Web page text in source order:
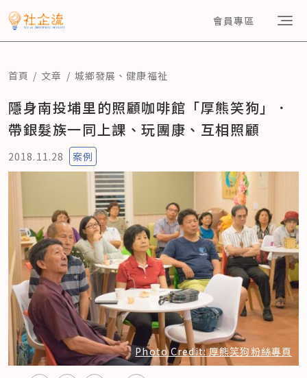
會員專區
首頁 文章 城鄉發展 、健康福祉
隱身南投埔里的照顧咖啡館「厚熊笑狗」．
帶銀髮族一同上課、玩團康、互相照顧
2018.11.28 案例
Photo Credit: 厚熊笑狗粉絲專頁